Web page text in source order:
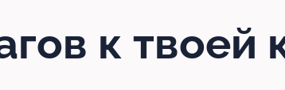
к твоей